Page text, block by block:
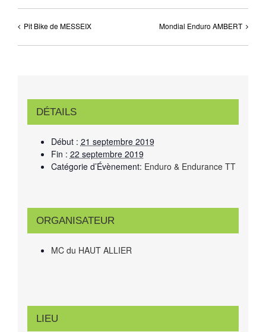
Pit Bike de MESSEIX Mondial Enduro AMBERT
DÉTAILS
Début : 21 septembre 2019
Fin : 22 septembre 2019
Catégorie d’Évènement: Enduro & Endurance TT
ORGANISATEUR
MC du HAUT ALLIER
LIEU